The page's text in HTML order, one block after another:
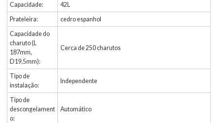
Capacidade:
42L
Prateleira:
cedro espanhol
Capacidade do
charuto (L
187mm,
D19,5mm):
Cerca de 250 charutos
Tipo de
instalação:
Independente
Tipo de
descongelament
o:
Automático